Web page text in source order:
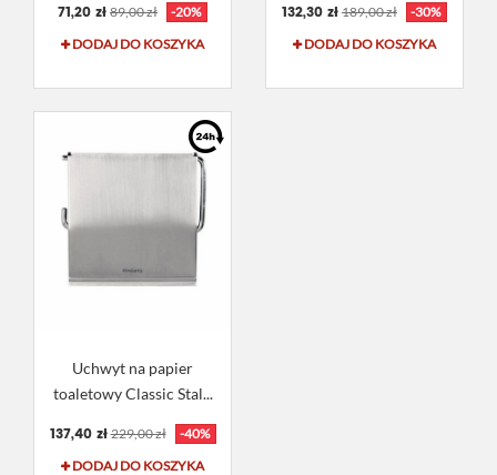
71,20 zł 89,00 zł
-20%
DODAJ DO KOSZYKA
132,30 zł 189,00 zł
-30%
DODAJ DO KOSZYKA
Uchwyt na papier
toaletowy Classic Stal...
137,40 zł 229,00 zł
-40%
DODAJ DO KOSZYKA